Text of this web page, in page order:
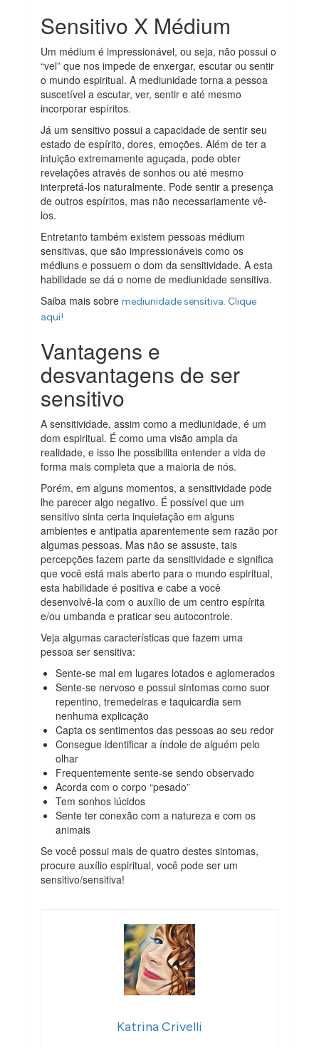
Sensitivo X Médium
Um médium é impressionável, ou seja, não possui o
“vel” que nos impede de enxergar, escutar ou sentir
o mundo espiritual. A mediunidade torna a pessoa
suscetível a escutar, ver, sentir e até mesmo
incorporar espíritos.
Já um sensitivo possui a capacidade de sentir seu
estado de espírito, dores, emoções. Além de ter a
intuição extremamente aguçada, pode obter
revelações através de sonhos ou até mesmo
interpretá-los naturalmente. Pode sentir a presença
de outros espíritos, mas não necessariamente vê-
los.
Entretanto também existem pessoas médium
sensitivas, que são impressionáveis como os
médiuns e possuem o dom da sensitividade. A esta
habilidade se dá o nome de mediunidade sensitiva.
Saiba mais sobremediunidade sensitiva. Clique
aqui!
Vantagens e
desvantagens de ser
sensitivo
A sensitividade, assim como a mediunidade, é um
dom espiritual. É como uma visão ampla da
realidade, e isso lhe possibilita entender a vida de
forma mais completa que a maioria de nós.
Porém, em alguns momentos, a sensitividade pode
lhe parecer algo negativo. É possível que um
sensitivo sinta certa inquietação em alguns
ambientes e antipatia aparentemente sem razão por
algumas pessoas. Mas não se assuste, tais
percepções fazem parte da sensitividade e significa
que você está mais aberto para o mundo espiritual,
esta habilidade é positiva e cabe a você
desenvolvê-la com o auxílio de um centro espírita
e/ou umbanda e praticar seu autocontrole.
Veja algumas características que fazem uma
pessoa ser sensitiva:
Sente-se mal em lugares lotados e aglomerados
Sente-se nervoso e possui sintomas como suor
repentino, tremedeiras e taquicardia sem
nenhuma explicação
Capta os sentimentos das pessoas ao seu redor
Consegue identificar a índole de alguém pelo
olhar
Frequentemente sente-se sendo observado
Acorda com o corpo “pesado”
Tem sonhos lúcidos
Sente ter conexão com a natureza e com os
animais
Se você possui mais de quatro destes sintomas,
procure auxílio espiritual, você pode ser um
sensitivo/sensitiva!
Katrina Crivelli